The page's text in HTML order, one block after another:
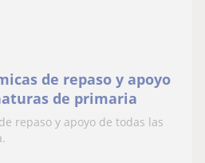
de repaso y apoyo
de primaria
repaso y apoyo de todas las